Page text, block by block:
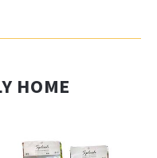
HOME